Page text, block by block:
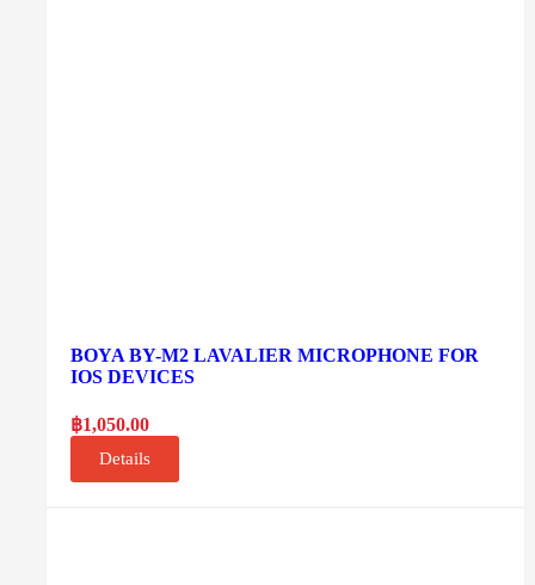
BOYA BY-M2 LAVALIER MICROPHONE FOR
IOS DEVICES
฿1,050.00
Details